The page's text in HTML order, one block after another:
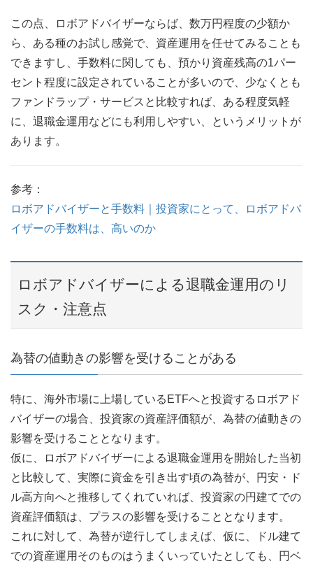
この点、ロボアドバイザーならば、数万円程度の少額か
ら、ある種のお試し感覚で、資産運用を任せてみることも
できますし、手数料に関しても、預かり資産残高の1パー
セント程度に設定されていることが多いので、少なくとも
ファンドラップ・サービスと比較すれば、ある程度気軽
に、退職金運用などにも利用しやすい、というメリットが
あります。
参考：
ロボアドバイザーと手数料｜投資家にとって、ロボアドバ
イザーの手数料は、高いのか
ロボアドバイザーによる退職金運用のリ
スク・注意点
為替の値動きの影響を受けることがある
特に、海外市場に上場しているETFへと投資するロボアド
バイザーの場合、投資家の資産評価額が、為替の値動きの
影響を受けることとなります。
仮に、ロボアドバイザーによる退職金運用を開始した当初
と比較して、実際に資金を引き出す頃の為替が、円安・ド
ル高方向へと推移してくれていれば、投資家の円建てでの
資産評価額は、プラスの影響を受けることとなります。
これに対して、為替が逆行してしまえば、仮に、ドル建て
での資産運用そのものはうまくいっていたとしても、円ベ